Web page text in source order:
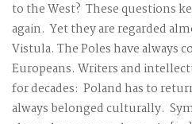
to the West? These questions
again. Yet they are regarded
Vistula. The Poles have always
Europeans. Writers and
for decades: Poland has to
always belonged culturally.